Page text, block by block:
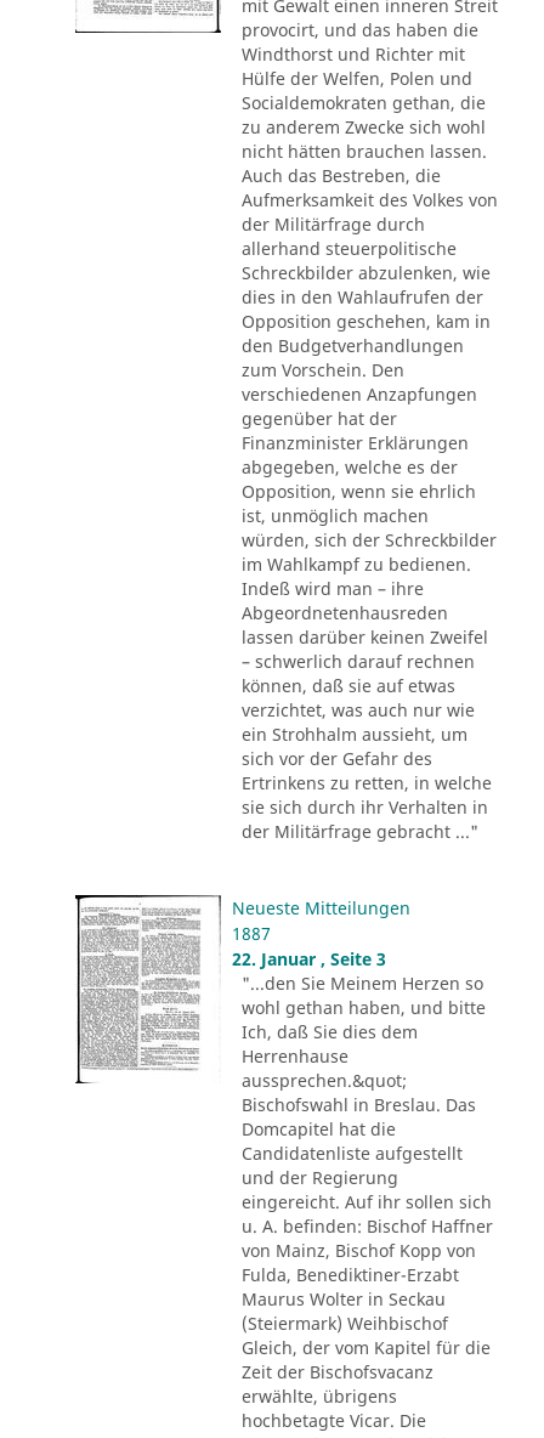
mit Gewalt einen inneren Streit
provocirt, und das haben die
Windthorst und Richter mit
Hülfe der Welfen, Polen und
Socialdemokraten gethan, die
zu anderem Zwecke sich wohl
nicht hätten brauchen lassen.
Auch das Bestreben, die
Aufmerksamkeit des Volkes von
der Militärfrage durch
allerhand steuerpolitische
Schreckbilder abzulenken, wie
dies in den Wahlaufrufen der
Opposition geschehen, kam in
den Budgetverhandlungen
zum Vorschein. Den
verschiedenen Anzapfungen
gegenüber hat der
Finanzminister Erklärungen
abgegeben, welche es der
Opposition, wenn sie ehrlich
ist, unmöglich machen
würden, sich der Schreckbilder
im Wahlkampf zu bedienen.
Indeß wird man – ihre
Abgeordnetenhausreden
lassen darüber keinen Zweifel
– schwerlich darauf rechnen
können, daß sie auf etwas
verzichtet, was auch nur wie
ein Strohhalm aussieht, um
sich vor der Gefahr des
Ertrinkens zu retten, in welche
sie sich durch ihr Verhalten in
der Militärfrage gebracht ..."
Neueste Mitteilungen
1887
22. Januar , Seite 3
"...den Sie Meinem Herzen so
wohl gethan haben, und bitte
Ich, daß Sie dies dem
Herrenhause
aussprechen.&quot;
Bischofswahl in Breslau. Das
Domcapitel hat die
Candidatenliste aufgestellt
und der Regierung
eingereicht. Auf ihr sollen sich
u. A. befinden: Bischof Haffner
von Mainz, Bischof Kopp von
Fulda, Benediktiner-Erzabt
Maurus Wolter in Seckau
(Steiermark) Weihbischof
Gleich, der vom Kapitel für die
Zeit der Bischofsvacanz
erwählte, übrigens
hochbetagte Vicar. Die